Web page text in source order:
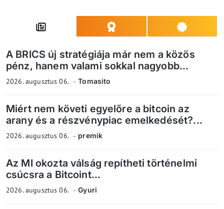
A BRICS új stratégiája már nem a közös
pénz, hanem valami sokkal nagyobb...
2026. augusztus 06. Tomasito
Miért nem követi egyelőre a bitcoin az
arany és a részvénypiac emelkedését?...
2026. augusztus 06. premik
Az MI okozta válság repítheti történelmi
csúcsra a Bitcoint...
2026. augusztus 06. Gyuri